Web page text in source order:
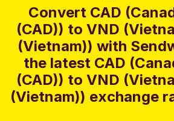
Convert CAD
(CAD)) to VND
(Vietnam)) with
the latest CAD
(CAD)) to VND
(Vietnam)) exchange